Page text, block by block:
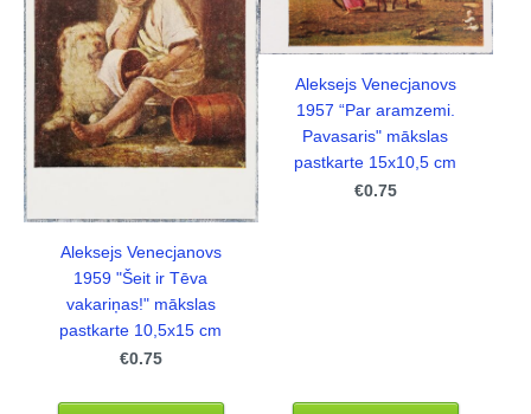
Aleksejs Venecjanovs
1959 "Šeit ir Tēva
vakariņas!" mākslas
pastkarte 10,5x15 cm
€0.75
Aleksejs Venecjanovs
1957 “Par aramzemi.
Pavasaris" mākslas
pastkarte 15x10,5 cm
€0.75